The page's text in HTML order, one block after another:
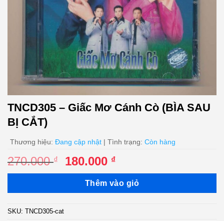
TNCD305 – Giấc Mơ Cánh Cò (BÌA SAU
BỊ CẮT)
Thương hiệu: Đang cập nhật | Tình trạng: Còn hàng
270.000₫
Giá
gốc
270.000 ₫.
180.000 ₫Giá
hiện
tại
là:
Thêm vào giỏ
SKU: TNCD305-cat